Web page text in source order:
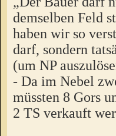
demselben Feld
haben wir so
darf, sondern
(um NP
- Da im Nebel
müssten 8 Gors
2 TS verkauft